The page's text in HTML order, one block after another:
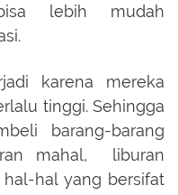
lebih mudah
karena mereka
tinggi. Sehingga
barang-barang
mahal, liburan
hal yang bersifat